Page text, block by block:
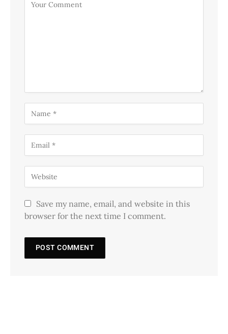
Save my name, email, and website in this
browser for the next time I comment.